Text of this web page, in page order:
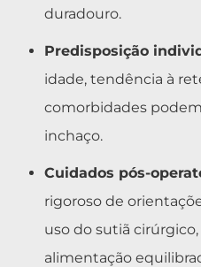
duradouro.
Predisposição
idade, tendência à
comorbidades
inchaço.
Cuidados pós-
rigoroso de
uso do sutiã
alimentação